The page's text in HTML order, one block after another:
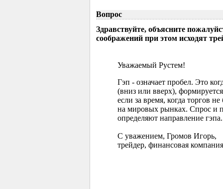
Вопрос
Здравствуйте, объясните
соображений при этом исходят
Уважаемый Рустем!
Гэп - означает пробел. Это
(вниз или вверх),
если за время, когда торгов
на мировых рынках. Спрос и
определяют направление гэпа.
С уважением, Громов Игорь,
трейдер, финансовая